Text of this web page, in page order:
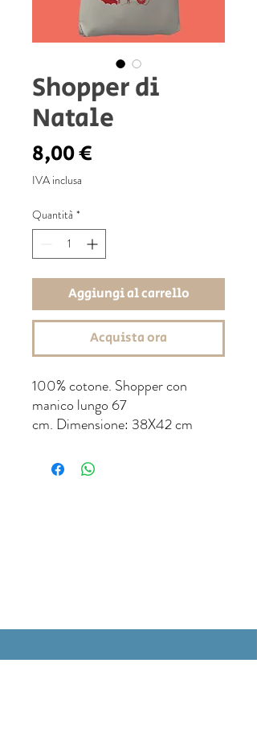
Shopper di
Natale
8,00 €
IVA inclusa
Quantità *
Aggiungi al carrello
Acquista ora
100% cotone. Shopper con
manico lungo 67
cm. Dimensione: 38X42 cm